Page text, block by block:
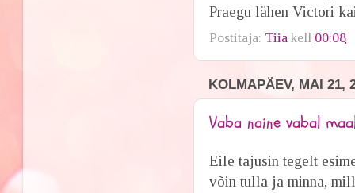
Praegu lähen Victori
Postitaja: Tiia kell 00:08
KOLMAPÄEV, MAI 21,
Vaba naine vabal
Eile tajusin tegelt
võin tulla ja minna,